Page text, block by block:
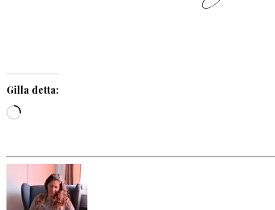
Gilla detta:
Laddar
…